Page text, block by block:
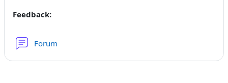
Feedback:
Forum